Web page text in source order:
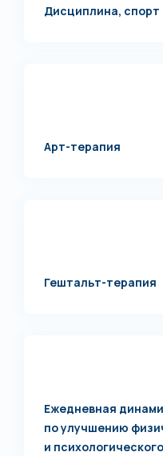
Дисциплина, спорт
Арт-терапия
Гештальт-терапия
Ежедневная
по улучшению
и